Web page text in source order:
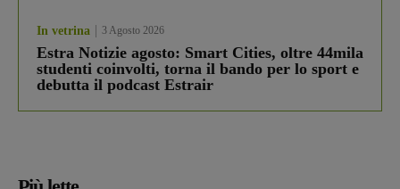
In vetrina 3 Agosto 2026
Estra Notizie agosto: Smart Cities, oltre 44mila
studenti coinvolti, torna il bando per lo sport e
debutta il podcast Estrair